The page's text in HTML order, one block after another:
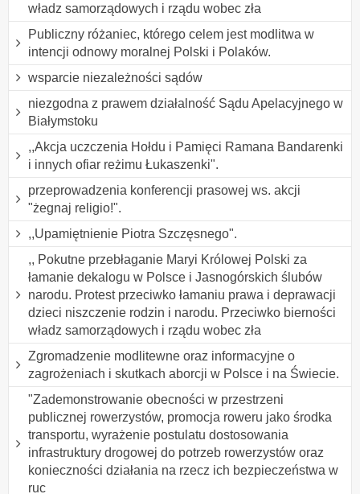
władz samorządowych i rządu wobec zła
Publiczny różaniec, którego celem jest modlitwa w
intencji odnowy moralnej Polski i Polaków.
wsparcie niezależności sądów
niezgodna z prawem działalność Sądu Apelacyjnego w
Białymstoku
,,Akcja uczczenia Hołdu i Pamięci Ramana Bandarenki
i innych ofiar reżimu Łukaszenki".
przeprowadzenia konferencji prasowej ws. akcji
"żegnaj religio!".
,,Upamiętnienie Piotra Szczęsnego".
,, Pokutne przebłaganie Maryi Królowej Polski za
łamanie dekalogu w Polsce i Jasnogórskich ślubów
narodu. Protest przeciwko łamaniu prawa i deprawacji
dzieci niszczenie rodzin i narodu. Przeciwko bierności
władz samorządowych i rządu wobec zła
Zgromadzenie modlitewne oraz informacyjne o
zagrożeniach i skutkach aborcji w Polsce i na Świecie.
"Zademonstrowanie obecności w przestrzeni
publicznej rowerzystów, promocja roweru jako środka
transportu, wyrażenie postulatu dostosowania
infrastruktury drogowej do potrzeb rowerzystów oraz
konieczności działania na rzecz ich bezpieczeństwa w
ruc